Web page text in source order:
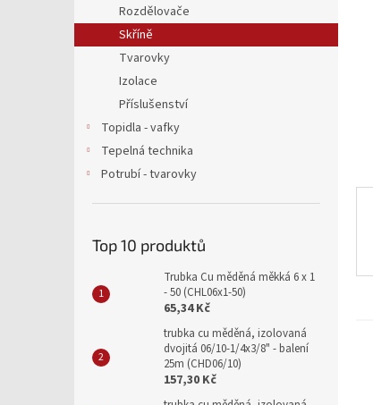
n
e
Rozdělovače
Skříně
Tvarovky
Izolace
Příslušenství
Topidla - vafky
Tepelná technika
Potrubí - tvarovky
Top 10 produktů
Trubka Cu měděná měkká 6 x 1
- 50 (CHL06x1-50)
65,34 Kč
trubka cu měděná, izolovaná
dvojitá 06/10-1/4x3/8" - balení
25m (CHD06/10)
157,30 Kč